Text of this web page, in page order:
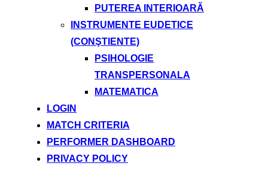
PUTEREA INTERIOARĂ
INSTRUMENTE EUDETICE
(CONŞTIENTE)
PSIHOLOGIE
TRANSPERSONALA
MATEMATICA
LOGIN
MATCH CRITERIA
PERFORMER DASHBOARD
PRIVACY POLICY